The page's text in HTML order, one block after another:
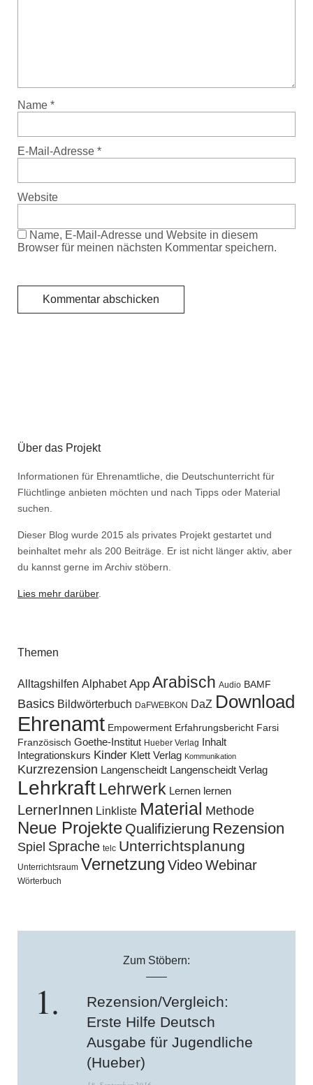
Name *
E-Mail-Adresse *
Website
Name, E-Mail-Adresse und Website in diesem
Browser für meinen nächsten Kommentar speichern.
Über das Projekt
Informationen für Ehrenamtliche, die Deutschunterricht für
Flüchtlinge anbieten möchten und nach Tipps oder Material
suchen.
Dieser Blog wurde 2015 als privates Projekt gestartet und
beinhaltet mehr als 200 Beiträge. Er ist nicht länger aktiv, aber
du kannst gerne im Archiv stöbern.
Lies mehr darüber.
Themen
Alltagshilfen Alphabet App Arabisch Audio BAMF
Basics Bildwörterbuch DaFWEBKON DaZ Download
Ehrenamt Empowerment Erfahrungsbericht Farsi
Französisch Goethe-Institut Hueber Verlag
Inhalt
Integrationskurs Kinder Klett Verlag Kommunikation
Kurzrezension Langenscheidt Langenscheidt Verlag
LehrkraftLehrwerk Lernen lernen
LernerInnen Linkliste Material Methode
Neue Projekte Qualifizierung Rezension
Spiel Sprache telc Unterrichtsplanung
Unterrichtsraum Vernetzung VideoWebinar
Wörterbuch
Zum Stöbern:
Rezension/Vergleich:
Erste Hilfe Deutsch
Ausgabe für Jugendliche
(Hueber)